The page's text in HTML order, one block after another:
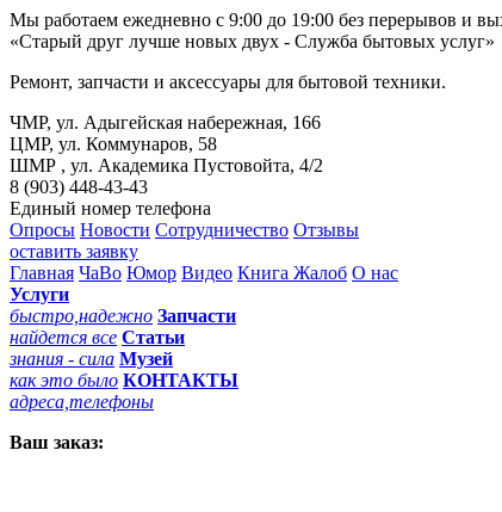
Мы работаем ежедневно с 9:00 до 19:00 без перерывов и
«Старый друг лучше новых двух - Служба бытовых услуг»
Ремонт, запчасти и аксессуары для бытовой техники.
ЧМР, ул. Адыгейская набережная, 166
ЦМР, ул. Коммунаров, 58
ШМР , ул. Академика Пустовойта, 4/2
8 (903) 448-43-43
Единый номер телефона
Опросы Новости Сотрудничество Отзывы
оставить заявку
Главная ЧаВо Юмор Видео Книга Жалоб О нас
Услуги
быстро,надежно Запчасти
найдется все Статьи
знания - сила Музей
как это было КОНТАКТЫ
адреса,телефоны
Ваш заказ: